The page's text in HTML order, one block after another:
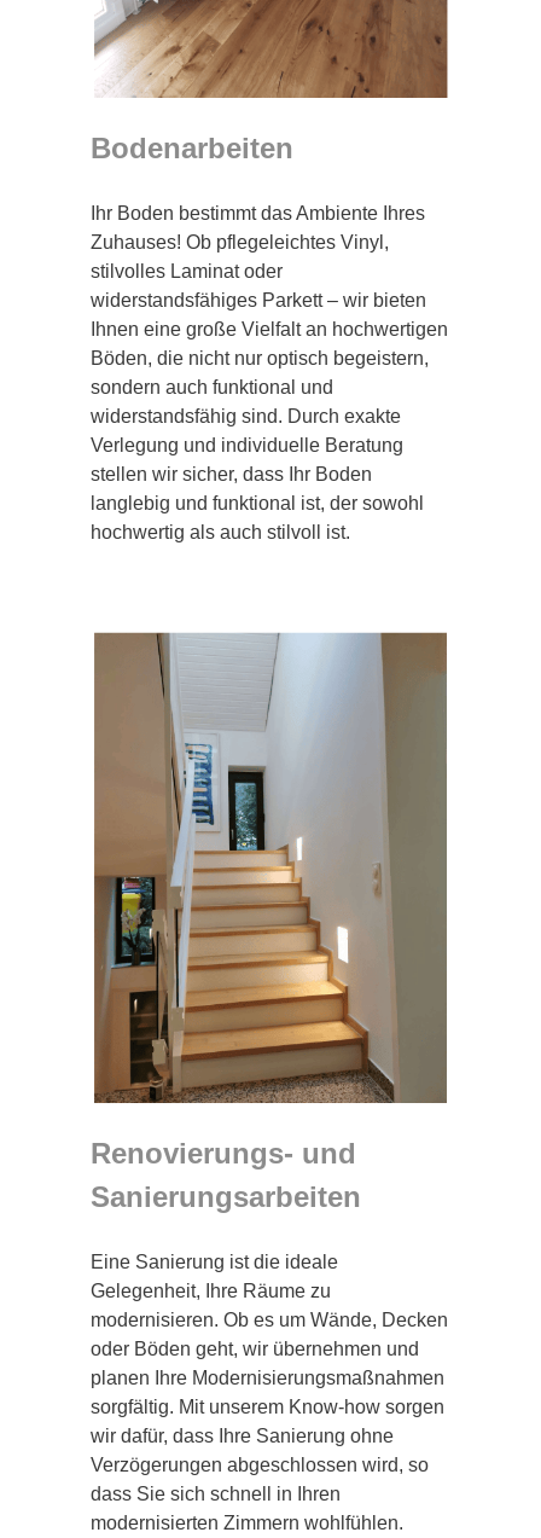
Bodenarbeiten
Ihr Boden bestimmt das Ambiente Ihres
Zuhauses! Ob pflegeleichtes Vinyl,
stilvolles Laminat oder
widerstandsfähiges Parkett – wir bieten
Ihnen eine große Vielfalt an hochwertigen
Böden, die nicht nur optisch begeistern,
sondern auch funktional und
widerstandsfähig sind. Durch exakte
Verlegung und individuelle Beratung
stellen wir sicher, dass Ihr Boden
langlebig und funktional ist, der sowohl
hochwertig als auch stilvoll ist.
Renovierungs- und
Sanierungsarbeiten
Eine Sanierung ist die ideale
Gelegenheit, Ihre Räume zu
modernisieren. Ob es um Wände, Decken
oder Böden geht, wir übernehmen und
planen Ihre Modernisierungsmaßnahmen
sorgfältig. Mit unserem Know-how sorgen
wir dafür, dass Ihre Sanierung ohne
Verzögerungen abgeschlossen wird, so
dass Sie sich schnell in Ihren
modernisierten Zimmern wohlfühlen.